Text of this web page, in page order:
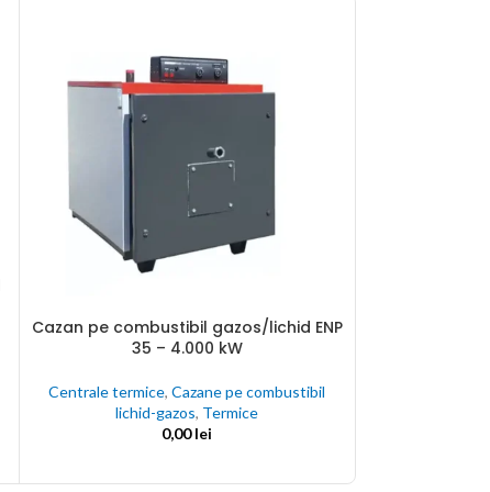
ADAUGĂ ÎN COȘ
Cazan pe combustibil gazos/lichid ENP
35 – 4.000 kW
Centrale termice, Cazane pe combustibil
lichid-gazos, Termice
0,00lei